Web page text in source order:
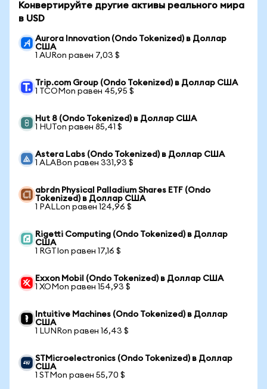
Конвертируйте другие активы реального мира
в USD
Aurora Innovation (Ondo Tokenized) в Доллар
США
1 AURon равен 7,03 $
Trip.com Group (Ondo Tokenized) в Доллар США
1 TCOMon равен 45,95 $
Hut 8 (Ondo Tokenized) в Доллар США
1 HUTon равен 85,41 $
Astera Labs (Ondo Tokenized) в Доллар США
1 ALABon равен 331,93 $
abrdn Physical Palladium Shares ETF (Ondo
Tokenized) в Доллар США
1 PALLon равен 124,96 $
Rigetti Computing (Ondo Tokenized) в Доллар
США
1 RGTIon равен 17,16 $
Exxon Mobil (Ondo Tokenized) в Доллар США
1 XOMon равен 154,93 $
Intuitive Machines (Ondo Tokenized) в Доллар
США
1 LUNRon равен 16,43 $
STMicroelectronics (Ondo Tokenized) в Доллар
США
1 STMon равен 55,70 $